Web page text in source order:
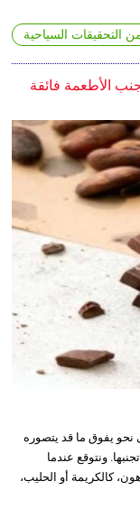
من التحقيقات السياحية
الأطعمة فائقة
نحو يفوق ما قد يتصوره
ونتوقع عندما
كالكريمة أو الحليب،